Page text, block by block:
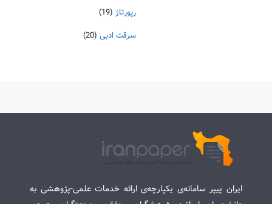
رپورتاژ (19)
سرقت ادبی (20)
ایران پیپر سامانه‌ی یکپارچه‌ی ارائه خدمات علمی-پژوهشی به